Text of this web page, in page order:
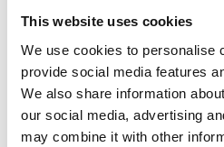
This website uses cookies
We use cookies to personalise
provide social media features
We also share information
our social media, advertising
may combine it with other